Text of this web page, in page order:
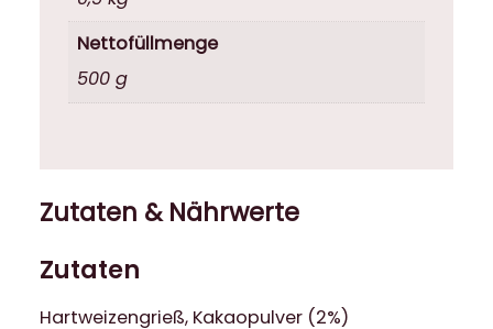
Nettofüllmenge
500 g
Zutaten & Nährwerte
Zutaten
Hartweizengrieß, Kakaopulver (2%)